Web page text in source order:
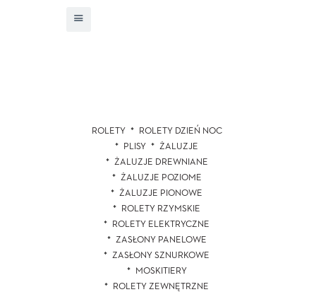
ROLETY
ROLETY DZIEŃ NOC
PLISY
ŻALUZJE
ŻALUZJE DREWNIANE
ŻALUZJE POZIOME
ŻALUZJE PIONOWE
ROLETY RZYMSKIE
ROLETY ELEKTRYCZNE
ZASŁONY PANELOWE
ZASŁONY SZNURKOWE
MOSKITIERY
ROLETY ZEWNĘTRZNE